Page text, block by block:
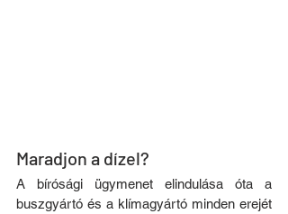
Maradjon a dízel?
A bírósági ügymenet elindulása óta a
buszgyártó és a klímagyártó minden erejét